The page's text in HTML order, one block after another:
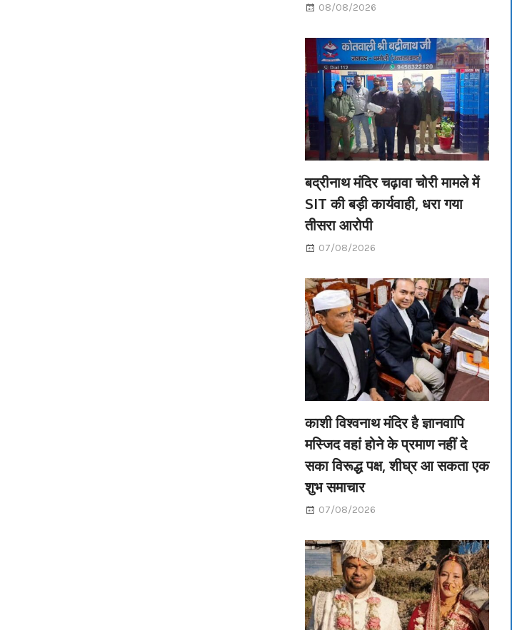
08/08/2026
बद्रीनाथ मंदिर चढ़ावा चोरी मामले में
SIT की बड़ी कार्यवाही, धरा गया
तीसरा आरोपी
07/08/2026
काशी विश्वनाथ मंदिर है ज्ञानवापि
मस्जिद वहां होने के प्रमाण नहीं दे
सका विरूद्ध पक्ष, शीघ्र आ सकता एक
शुभ समाचार
07/08/2026